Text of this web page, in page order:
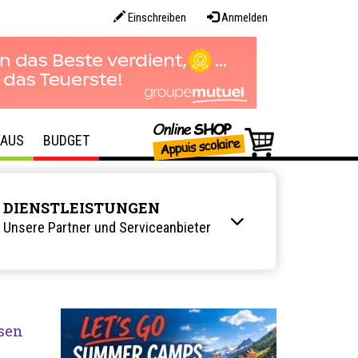
Einschreiben Anmelden
BUDGET
DIENSTLEISTUNGEN
Unsere Partner und Serviceanbieter